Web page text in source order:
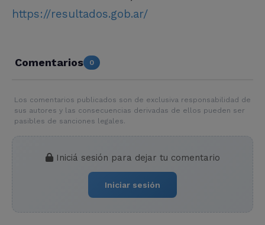
https://resultados.gob.ar/
Comentarios 0
Los comentarios publicados son de exclusiva responsabilidad de
sus autores y las consecuencias derivadas de ellos pueden ser
pasibles de sanciones legales.
Iniciá sesión para dejar tu comentario
Iniciar sesión